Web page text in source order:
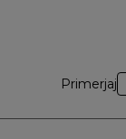
Primerjaj